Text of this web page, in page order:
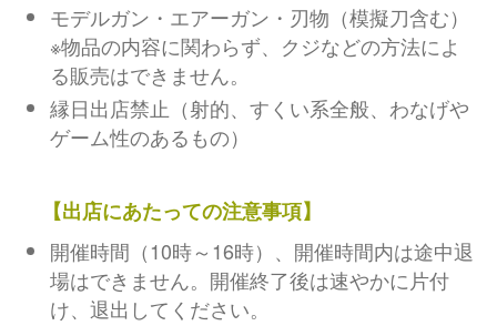
モデルガン・エアーガン・刃物（模擬刀含む）
※物品の内容に関わらず、クジなどの方法によ
る販売はできません。
縁日出店禁止（射的、すくい系全般、わなげや
ゲーム性のあるもの）
【出店にあたっての注意事項】
開催時間（10時～16時）、開催時間内は途中退
場はできません。開催終了後は速やかに片付
け、退出してください。